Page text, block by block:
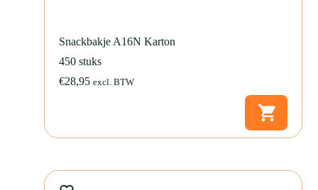
Snackbakje A16N Karton
450 stuks
€28,95 excl. BTW